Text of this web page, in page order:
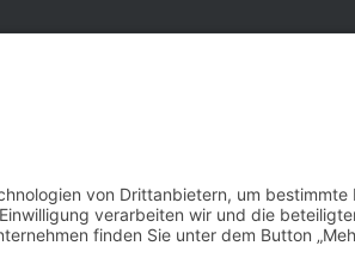
Solinger Straße 18b, 42799